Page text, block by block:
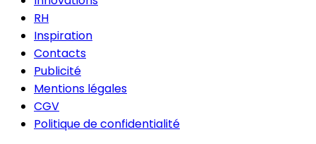
RH
Inspiration
Contacts
Publicité
Mentions légales
CGV
Politique de confidentialité